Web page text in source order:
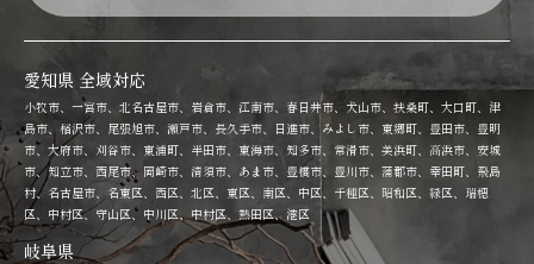
愛知県 全域対応
小牧市、一宮市、北名古屋市、岩倉市、江南市、春日井市、犬山市、扶桑町、大口町、津
島市、稲沢市、尾張旭市、瀬戸市、長久手市、日進市、みよし市、東郷町、豊田市、豊明
市、大府市、刈谷市、東浦町、半田市、東海市、知多市、常滑市、美浜町、高浜市、安城
市、知立市、西尾市、岡崎市、清須市、あま市、豊橋市、豊川市、蒲郡市、幸田町、飛島
村、名古屋市、名東区、西区、北区、東区、南区、中区、千種区、昭和区、緑区、瑞穂
区、中村区、守山区、中川区、中村区、熱田区、港区
岐阜県